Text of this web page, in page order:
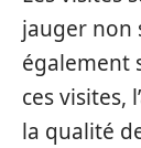
jauger non
également
ces visites,
la qualité